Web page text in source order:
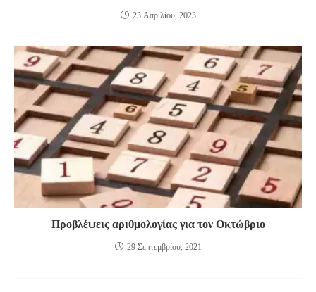
23 Απριλίου, 2023
Προβλέψεις αριθμολογίας για τον Οκτώβριο
29 Σεπτεμβρίου, 2021